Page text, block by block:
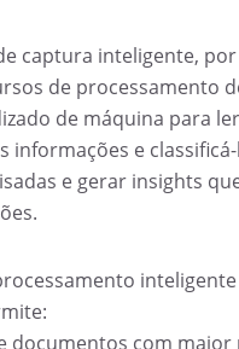
captura inteligente,
de processamento
de máquina para ler
informações e
e gerar insights
documentos com maior